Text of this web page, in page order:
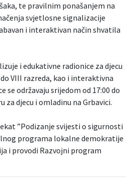
te pravilnim ponašanjem na
svjetlosne signalizacije
i interaktivan način shvatila
i edukativne radionice za djecu
VIII razreda, kao i interaktivna
se održavaju srijedom od 17:00 do
za djecu i omladinu na Grbavici.
”Podizanje svijesti o sigurnosti
programa lokalne demokratije
i provodi Razvojni program